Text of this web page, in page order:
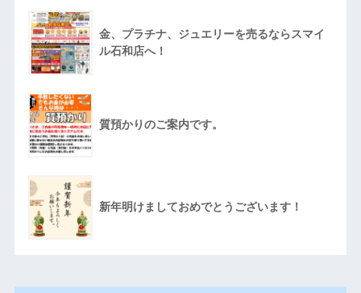
金、プラチナ、ジュエリーを売るならスマイ
ル石和店へ！
質預かりのご案内です。
新年明けましておめでとうございます！